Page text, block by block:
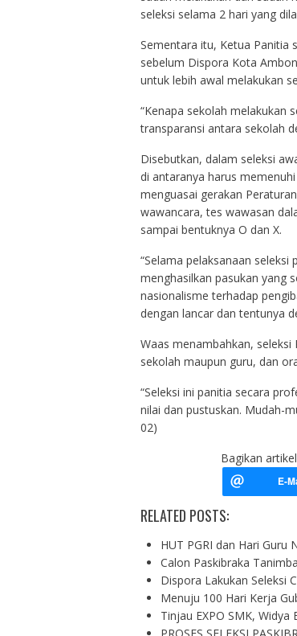
seleksi selama 2 hari yang
Sementara itu, Ketua Panitia
sebelum Dispora Kota
untuk lebih awal melakukan
“Kenapa sekolah melakukan
transparansi antara sekolah
Disebutkan, dalam seleksi
di antaranya harus
menguasai gerakan
wawancara, tes wawasan
sampai bentuknya O dan X.
“Selama pelaksanaan
menghasilkan pasukan yang
nasionalisme terhadap
dengan lancar dan tentunya
Waas menambahkan,
sekolah maupun guru, dan
“Seleksi ini panitia secara
nilai dan pustuskan. Mudah-
02)
Bagikan
RELATED POSTS:
HUT PGRI dan Hari Guru
Calon Paskibraka
Dispora Lakukan Seleksi
Menuju 100 Hari Kerja
Tinjau EXPO SMK,